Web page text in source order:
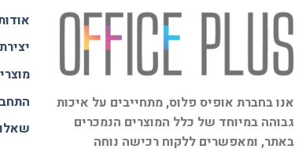
אנו בחברת אופיס פלוס, מתחייבים על איכות
גבוהה במיוחד של כלל המוצרים הנמכרים
באתר, ומאפשרים ללקוח רכישה נוחה